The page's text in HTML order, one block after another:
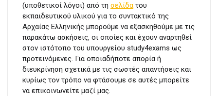
(υποθετικοί λόγοι) από τη σελίδα του
εκπαιδευτικού υλικού για το συντακτικό της
Αρχαίας Ελληνικής μπορούμε να εξασκηθούμε με τις
παρακάτω ασκήσεις, οι οποίες και έχουν αναρτηθεί
στον ιστότοπο του υπουργείου study4exams ως
προτεινόμενες. Για οποιαδήποτε απορία ή
διευκρίνηση σχετικά με τις σωστές απαντήσεις και
κυρίως τον τρόπο να φτάσουμε σε αυτές μπορείτε
να επικοινωνείτε μαζί μας.